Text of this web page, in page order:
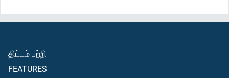
திட்டம் பற்றி
FEATURES